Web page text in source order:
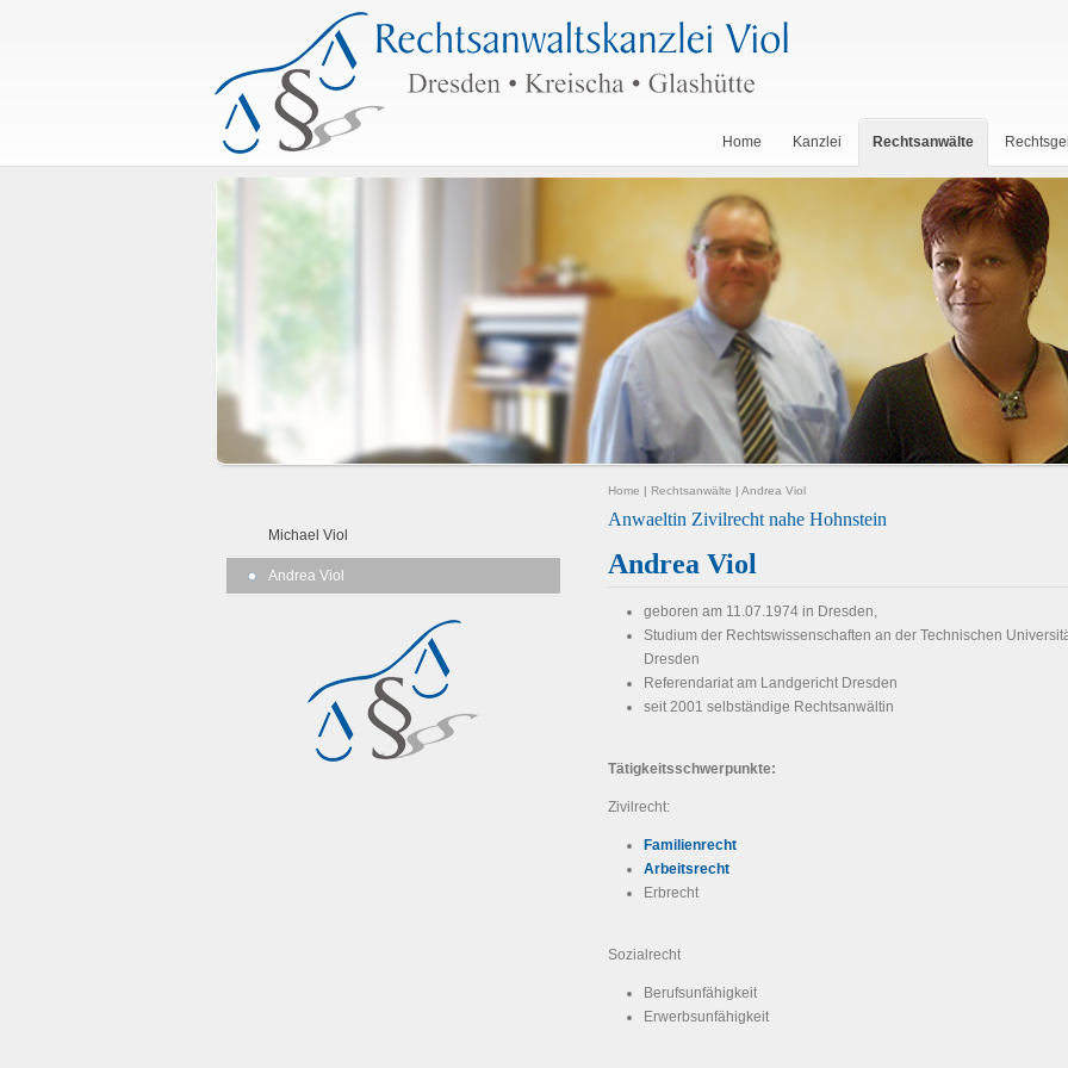
Home Kanzlei Rechtsanwälte
Michael Viol
Andrea Viol
Home | Rechtsanwälte | Andrea Viol
Anwaeltin Zivilrecht nahe Hohnstein
Andrea Viol
geboren am 11.07.1974 in Dresden,
Studium der Rechtswissenschaften an der Technischen
Dresden
Referendariat am Landgericht Dresden
seit 2001 selbständige Rechtsanwältin
Tätigkeitsschwerpunkte:
Zivilrecht:
Familienrecht
Arbeitsrecht
Erbrecht
Sozialrecht
Berufsunfähigkeit
Erwerbsunfähigkeit